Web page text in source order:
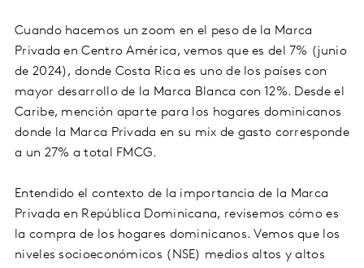
Cuando hacemos un zoom en el peso de la Marca
Privada en Centro América, vemos que es del 7% (junio
de 2024), donde Costa Rica es uno de los países con
mayor desarrollo de la Marca Blanca con 12%. Desde el
Caribe, mención aparte para los hogares dominicanos
donde la Marca Privada en su mix de gasto corresponde
a un 27% a total FMCG.
Entendido el contexto de la importancia de la Marca
Privada en República Dominicana, revisemos cómo es
la compra de los hogares dominicanos. Vemos que los
niveles socioeconómicos (NSE) medios altos y altos